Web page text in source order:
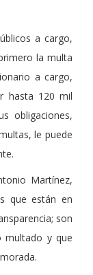
a cargo,
la multa
a cargo,
hasta 120 mil
obligaciones,
le puede
Martínez,
que están en
son
multado y que